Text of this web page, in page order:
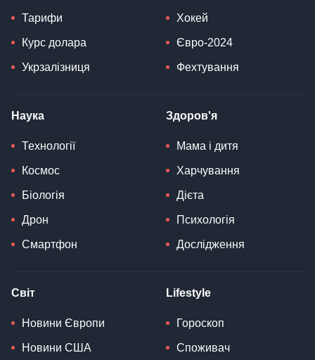
Тарифи
Курс долара
Укрзалізниця
Хокей
Євро-2024
Фехтування
Наука
Технології
Космос
Біологія
Дрон
Смартфон
Здоров'я
Мама і дитя
Харчування
Дієта
Психологія
Дослідження
Світ
Новини Європи
Новини США
Lifestyle
Гороскоп
Споживач